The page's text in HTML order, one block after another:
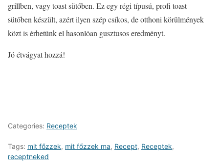
grillben, vagy toast sütőben. Ez egy régi típusú, profi toast
sütőben készült, azért ilyen szép csíkos, de otthoni körülmények
közt is érhetünk el hasonlóan gusztusos eredményt.
Jó étvágyat hozzá!
Categories: Receptek
Tags: mit főzzek, mit főzzek ma, Recept, Receptek,
receptneked